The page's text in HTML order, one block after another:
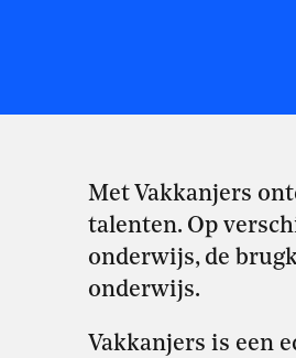
Met Vakkanjers
talenten. Op
onderwijs, de
onderwijs.
Vakkanjers is een